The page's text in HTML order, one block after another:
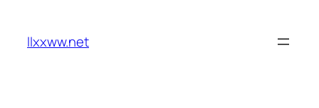
content
llxxww.net